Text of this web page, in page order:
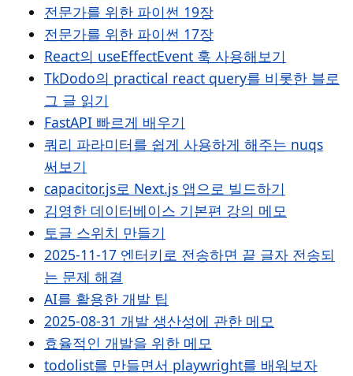
전문가를 위한 파이썬 19장
전문가를 위한 파이썬 17장
React의 useEffectEvent 훅 사용해보기
TkDodo의 practical react query를 비롯한 블로
그 글 읽기
FastAPI 빠르게 배우기
쿼리 파라미터를 쉽게 사용하게 해주는 nuqs
써보기
capacitor.js로 Next.js 앱으로 빌드하기
김영한 데이터베이스 기본편 강의 메모
토글 스위치 만들기
2025-11-17 엔터키로 전송하면 끝 글자 전송되
는 문제 해결
AI를 활용한 개발 팁
2025-08-31 개발 생산성에 관한 메모
효율적인 개발을 위한 메모
todolist를 만들면서 playwright를 배워보자